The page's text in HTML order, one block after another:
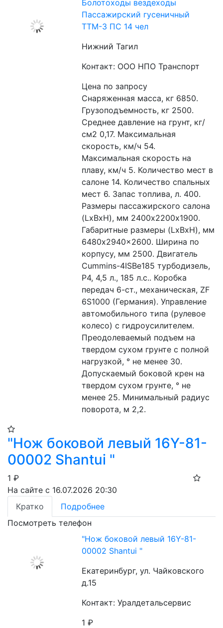
Болотоходы вездеходы
Пассажирский гусеничный
ТТМ-3 ПС 14 чел
Нижний Тагил
Контакт: ООО НПО Транспорт
Цена по запросу
Снаряженная масса, кг 6850.
Грузоподъемность, кг 2500.
Среднее давление на грунт, кг/
см2 0,17. Максимальная
скорость, км/ч 54.
Максимальная скорость на
плаву, км/ч 5. Количество мест в
салоне 14. Количество спальных
мест 6. Запас топлива, л. 400.
Размеры пассажирского салона
(LxBxH), мм 2400х2200х1900.
Габаритные размеры (LxBxH), мм
6480x2940x2600. Ширина по
корпусу, мм 2500. Двигатель
Cummins-4ISBe185 турбодизель,
Р4, 4,5 л., 185 л.с.. Коробка
передач 6-ст., механическая, ZF
6S1000 (Германия). Управление
автомобильного типа (рулевое
колесо) с гидроусилителем.
Преодолеваемый подъем на
твердом сухом грунте с полной
нагрузкой, ° не менее 30.
Допускаемый боковой крен на
твердом сухом грунте, ° не
менее 25. Минимальный радиус
поворота, м 2,2.
"Нож боковой левый 16Y-81-
00002 Shantui "
1 ₽
На сайте с 16.07.2026 20:30
Кратко
Подробнее
Посмотреть телефон
"Нож боковой левый 16Y-81-
00002 Shantui "
Екатеринбург, ул. Чайковского
д.15
Контакт: Уралдетальсервис
1₽